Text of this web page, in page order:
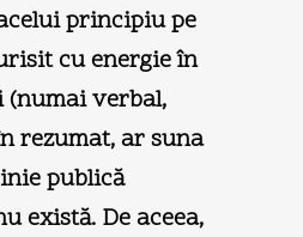
principiu pe
cu energie în
verbal,
rezumat, ar suna
publică
există. De aceea,